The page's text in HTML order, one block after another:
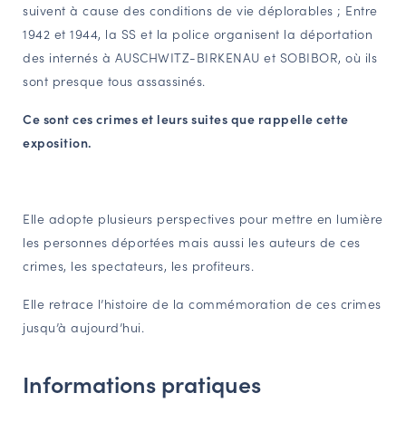
VOUS ÊTES…
Étudiants & chercheurs
suivent à cause des conditions de vie déplorables ; Entre
1942 et 1944, la SS et la police organisent la déportation
des internés à AUSCHWITZ-BIRKENAU et SOBIBOR, où ils
sont presque tous assassinés.
Ce sont ces crimes et leurs suites que rappelle cette
exposition.
Elle adopte plusieurs perspectives pour mettre en lumière
les personnes déportées mais aussi les auteurs de ces
crimes, les spectateurs, les profiteurs.
Elle retrace l’histoire de la commémoration de ces crimes
jusqu’à aujourd’hui.
Informations pratiques